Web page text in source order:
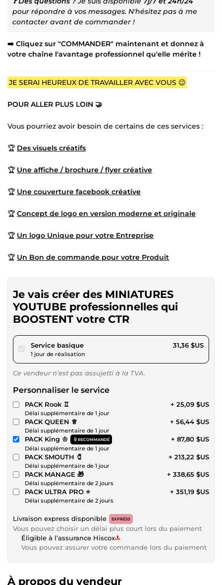
pour répondre à vos messages. N'hésitez pas à me
contacter avant de commander !
➡️ Cliquez sur "COMMANDER" maintenant et donnez à
votre chaîne l'avantage professionnel qu'elle mérite !
JE SERAI HEUREUX DE TRAVAILLER AVEC VOUS 😉
POUR ALLER PLUS LOIN 🤝
Vous pourriez avoir besoin de certains de ces services :
🏆 Des visuels créatifs
🏆 Une affiche / brochure / flyer créative
🏆 Une couverture facebook créative
🏆 Concept de logo en version moderne et originale
🏆 Un logo Unique pour votre Entreprise
🏆 Un Bon de commande pour votre Produit
Je vais créer des MINIATURES
YOUTUBE professionnelles qui
BOOSTENT votre CTR
Service basiquepour 28,90 $US
1 jour de réalisation
31,36 $US
Ce vendeur n’est pas assujetti à la TVA.
Personnaliser le service
PACK Rook ♖
Délai supplémentaire de 1 jour
+ 25,09 $US
PACK QUEEN ♕
Délai supplémentaire de 1 jour
+ 56,44 $US
PACK King ♔ RECOMMANDÉ
Délai supplémentaire de 1 jour
+ 87,80 $US
PACK SMOUTH 🧷
Délai supplémentaire de 1 jour
+ 213,22 $US
PACK MANAGE 🎁
Délai supplémentaire de 2 jours
+ 338,65 $US
PACK ULTRA PRO ⭐
Délai supplémentaire de 2 jours
+ 351,19 $US
Livraison express disponible EXPRESS
Vous pouvez choisir un délai plus court lors du paiement
Éligible à l’assurance Hiscox
Vous pouvez assurer votre commande lors du paiement
À propos du vendeur